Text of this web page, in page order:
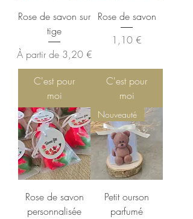
Rose de savon sur
tige
À partir de 3,20 €
Prix promotionnel
C'est pour
moi
Rose de savon
Prix
1,10 €
C'est pour
moi
Rose de savon
personnalisée
Nouveauté
Petit ourson
parfumé